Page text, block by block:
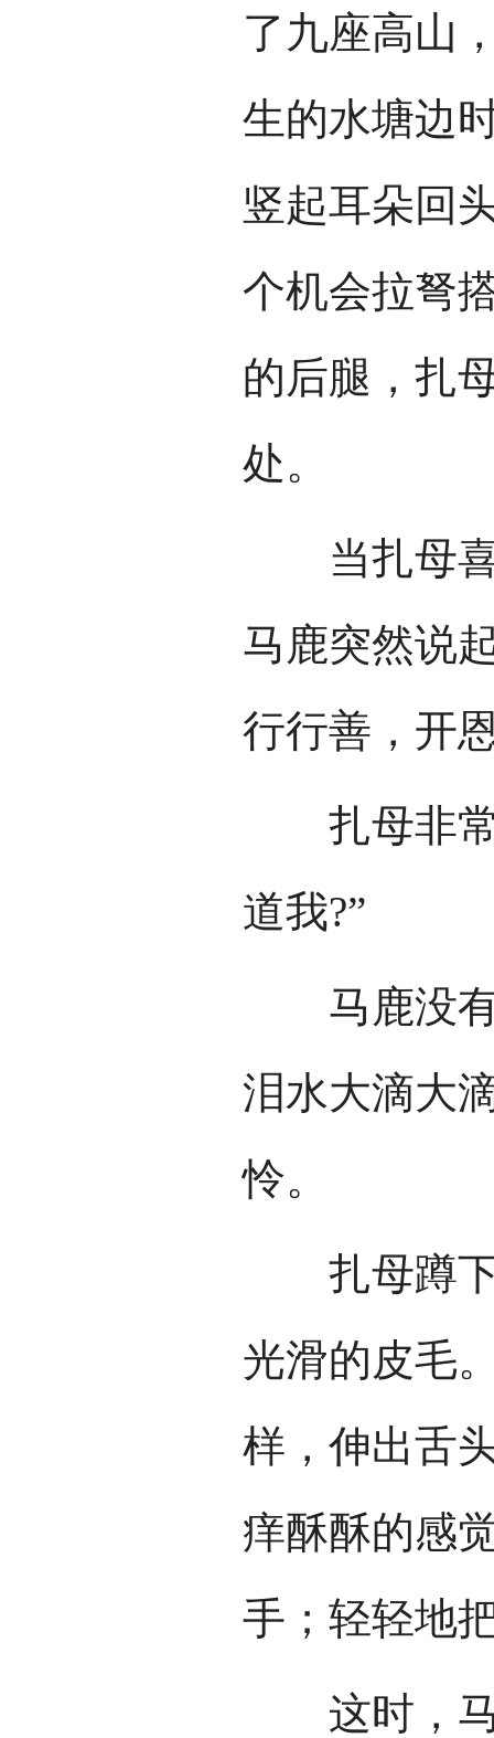
了九座高山
生的水塘边
竖起耳朵回
个机会拉弩
的后腿，扎
处。
当扎母喜
马鹿突然说
行行善，开
扎母非常
道我?”
马鹿没有
泪水大滴大
怜。
扎母蹲下
光滑的皮毛
样，伸出舌
痒酥酥的感
手；轻轻地
这时，马